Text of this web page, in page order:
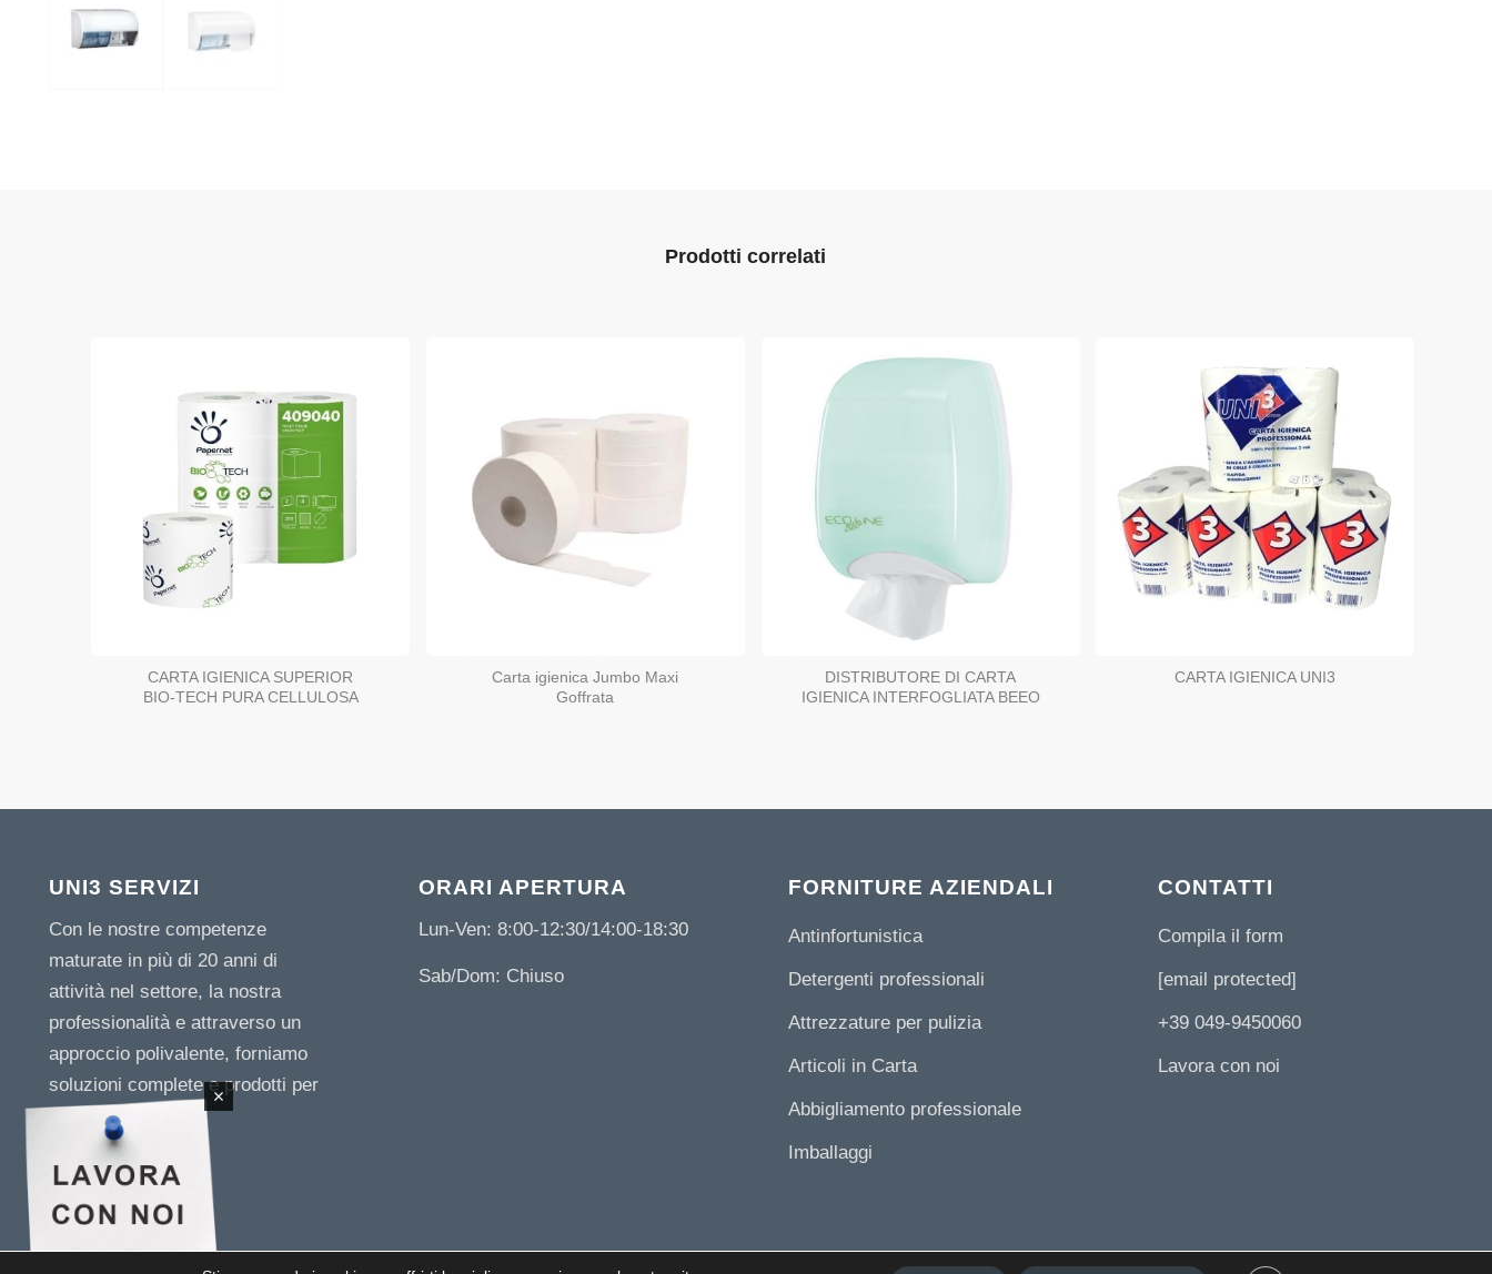
Prodotti correlati
CARTA IGIENICA SUPERIOR
BIO-TECH PURA CELLULOSA
Carta igienica Jumbo Maxi
Goffrata
DISTRIBUTORE DI CARTA
IGIENICA INTERFOGLIATA BEEO
CARTA IGIENICA UNI3
UNI3 SERVIZI
Con le nostre competenze
maturate in più di 20 anni di
attività nel settore, la nostra
professionalità e attraverso un
approccio polivalente, forniamo
soluzioni complete e prodotti per
le imprese.
ORARI APERTURA
Lun-Ven: 8:00-12:30/14:00-18:30
Sab/Dom: Chiuso
FORNITURE AZIENDALI
Antinfortunistica
Detergenti professionali
Attrezzature per pulizia
Articoli in Carta
Abbigliamento professionale
Imballaggi
CONTATTI
Compila il form
[email protected]
+39 049-9450060
Lavora con noi